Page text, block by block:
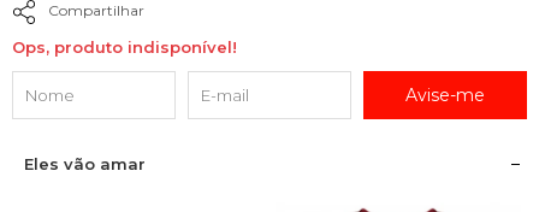
Compartilhar
Ops, produto indisponível!
Avise-me
Eles vão amar